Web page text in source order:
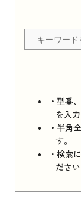
・型番
を入力
・半角
す。
・検索
ださい